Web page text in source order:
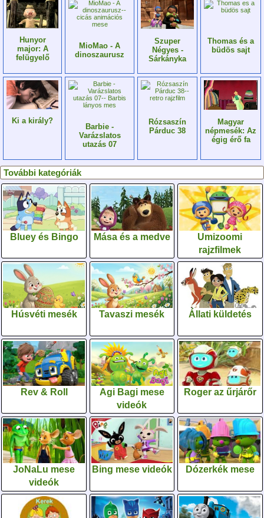
Hunyor
major: A
felügyelő
MioMao - A
dinoszaurusz
Szuper
Négyes -
Sárkányka
Thomas és a
büdös sajt
Ki a király?
Barbie -
Varázslatos
utazás 07
Rózsaszín
Párduc 38
Magyar
népmesék: Az
égig érő fa
További kategóriák
Bluey és Bingo Mása és a medve
Umizoomi
rajzfilmek
Húsvéti mesék Tavaszi mesék Állati küldetés
Rev & Roll
Agi Bagi mese
videók
Roger az űrjárőr
JoNaLu mese
videók
Bing mese videók Dózerkék mese